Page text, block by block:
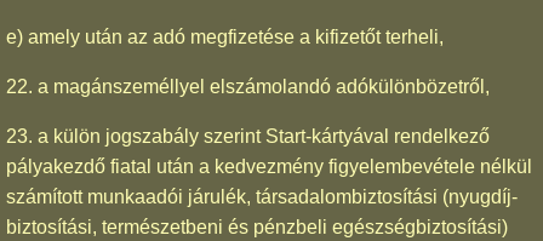
e) amely után az adó megfizetése a kifizetőt terheli,
22. a magánszeméllyel elszámolandó adókülönbözetről,
23. a külön jogszabály szerint Start-kártyával rendelkező
pályakezdő fiatal után a kedvezmény figyelembevétele nélkül
számított munkaadói járulék, társadalombiztosítási (nyugdíj-
biztosítási, természetbeni és pénzbeli egészségbiztosítási)